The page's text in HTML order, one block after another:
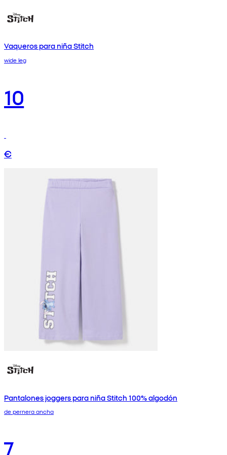
Vaqueros para niña Stitch
wide leg
10
€
Pantalones joggers para niña Stitch 100% algodón
de pernera ancha
7